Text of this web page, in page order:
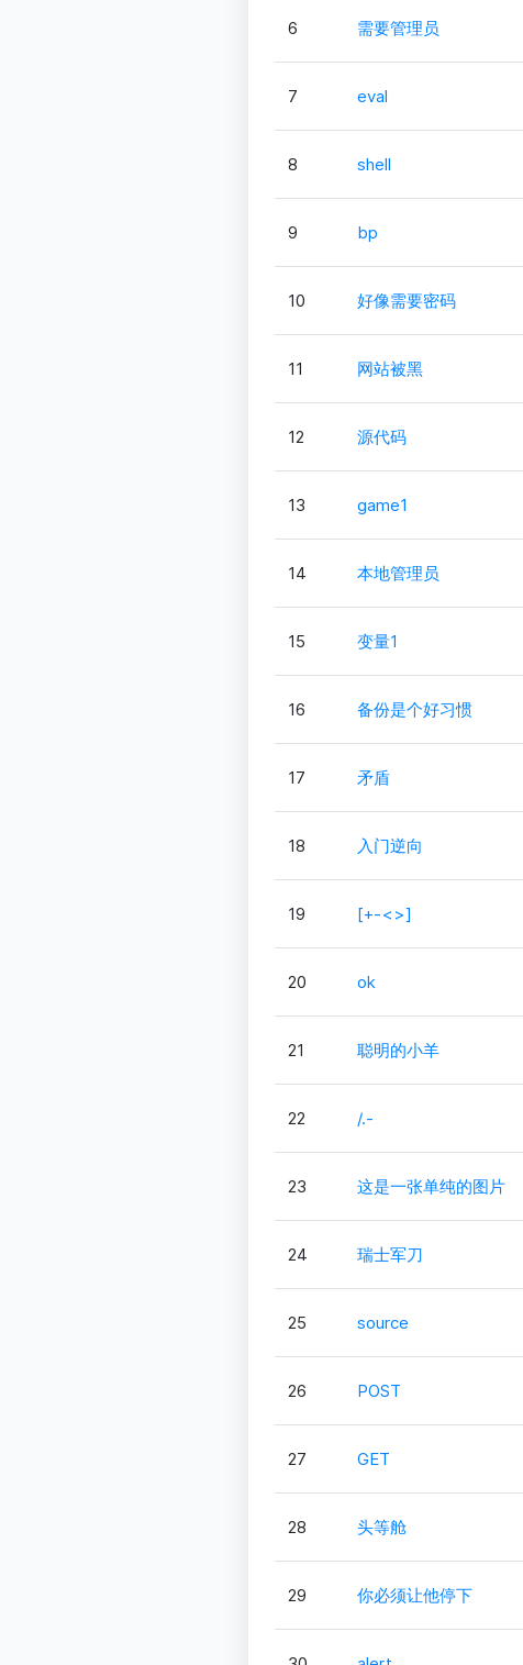
6 需要管理员
7 eval
8 shell
9 bp
10 好像需要密码
11 网站被黑
12 源代码
13 game1
14 本地管理员
15 变量1
16 备份是个好习惯
17 矛盾
18 入门逆向
19 [+-<>]
20 ok
21 聪明的小羊
22 /.-
23 这是一张单纯的图片
24 瑞士军刀
25 source
26 POST
27 GET
28 头等舱
29 你必须让他停下